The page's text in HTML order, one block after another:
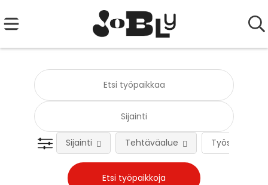
Työsuhteen
Sijainti Tehtäväalue